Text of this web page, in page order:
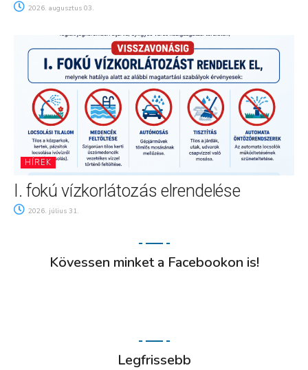
2026. augusztus 03.
HÍREK
I. fokú vízkorlátozás elrendelése
2026. július 31.
Kövessen minket a Facebookon is!
Legfrissebb